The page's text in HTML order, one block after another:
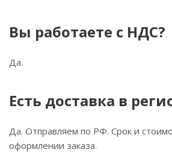
Вы работаете с НДС?
Да.
Есть доставка в
Да. Отправляем по РФ. Срок и
оформлении заказа.